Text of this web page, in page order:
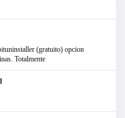
(gratuito) opcion
Totalmente